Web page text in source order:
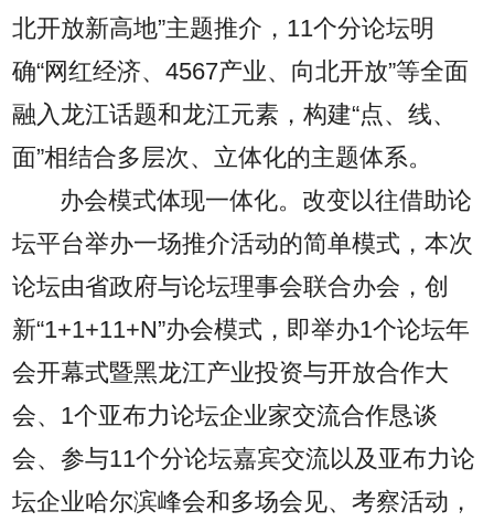
北开放新高地”主题推介，11个分论坛明
确“网红经济、4567产业、向北开放”等全面
融入龙江话题和龙江元素，构建“点、线、
面”相结合多层次、立体化的主题体系。
办会模式体现一体化。改变以往借助论
坛平台举办一场推介活动的简单模式，本次
论坛由省政府与论坛理事会联合办会，创
新“1+1+11+N”办会模式，即举办1个论坛年
会开幕式暨黑龙江产业投资与开放合作大
会、1个亚布力论坛企业家交流合作恳谈
会、参与11个分论坛嘉宾交流以及亚布力论
坛企业哈尔滨峰会和多场会见、考察活动，